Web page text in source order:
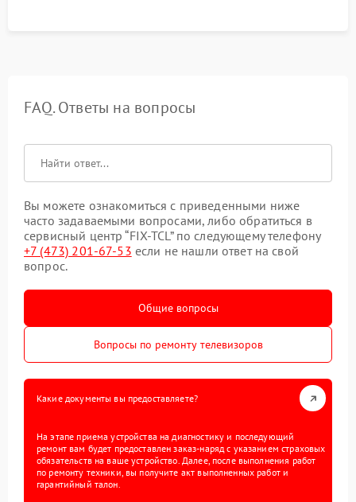
FAQ. Ответы на вопросы
Вы можете ознакомиться с приведенными ниже
часто задаваемыми вопросами, либо обратиться в
сервисный центр “FIX-TCL” по следующему телефону
+7 (473) 201-67-53 если не нашли ответ на свой
вопрос.
Общие вопросы
Вопросы по ремонту телевизоров
Какие документы вы предоставляете?
На этапе приема устройства на диагностику и последующий
ремонт вам будет предоставлен заказ-наряд с указанием страховых
обязательств на ваше устройство. Далее, после выполнения работ
по ремонту техники, вы получите акт выполненных работ и
гарантийный талон.